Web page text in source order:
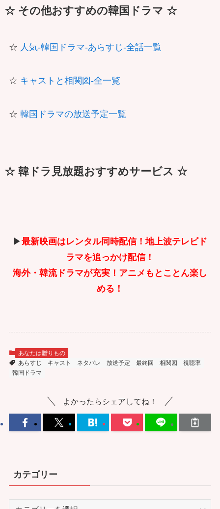
☆ その他おすすめの韓国ドラマ ☆
☆ 人気-韓国ドラマ-あらすじ-全話一覧
☆ キャストと相関図-全一覧
☆ 韓国ドラマの放送予定一覧
☆ 韓ドラ見放題おすすめサービス ☆
▶最新映画はレンタル同時配信！地上波テレビド
ラマを追っかけ配信！
海外・韓流ドラマが充実！アニメもとことん楽し
める！
あなたは贈りもの
あらすじ
キャスト ネタバレ 放送予定 最終回 相関図
視聴率
韓国ドラマ
よかったらシェアしてね！
カテゴリー